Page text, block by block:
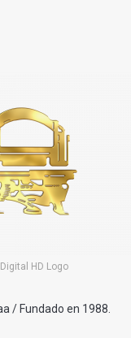
HD Logo
/ Fundado en 1988.